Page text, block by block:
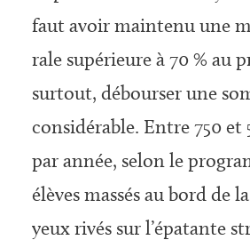
faut avoir maintenu une
rale supérieure à 70 % au
surtout, débourser une
considérable. Entre 750 et
par année, selon le
élèves massés au bord de
yeux rivés sur l’épatante